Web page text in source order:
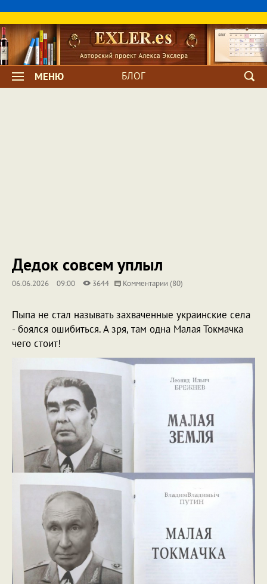
МЕНЮ БЛОГ
Дедок совсем уплыл
06.06.2026 09:00 3644 Комментарии (80)
Пыпа не стал называть захваченные украинские села
- боялся ошибиться. А зря, там одна Малая Токмачка
чего стоит!